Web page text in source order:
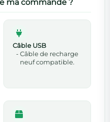
ma commande ?
Câble USB
- Câble de recharge
neuf compatible.